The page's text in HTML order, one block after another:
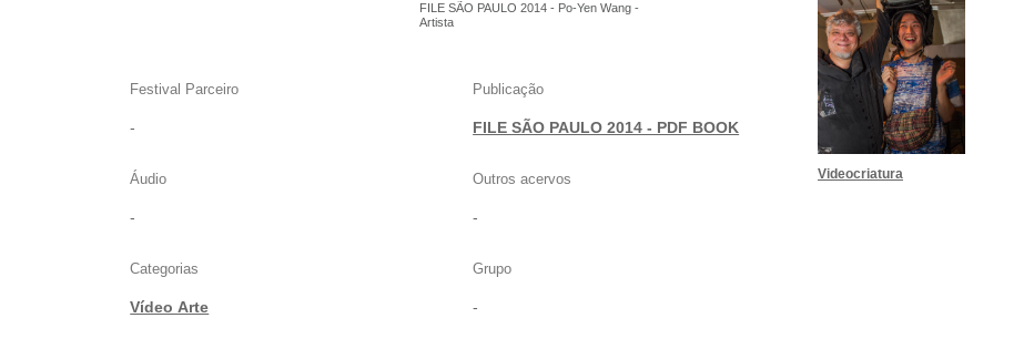
FILE SÃO PAULO 2014 - Po-Yen Wang -
Artista
Festival Parceiro
-
Áudio
-
Categorias
Vídeo Arte
Publicação
FILE SÃO PAULO 2014 - PDF BOOK
Outros acervos
-
Grupo
-
Videocriatura